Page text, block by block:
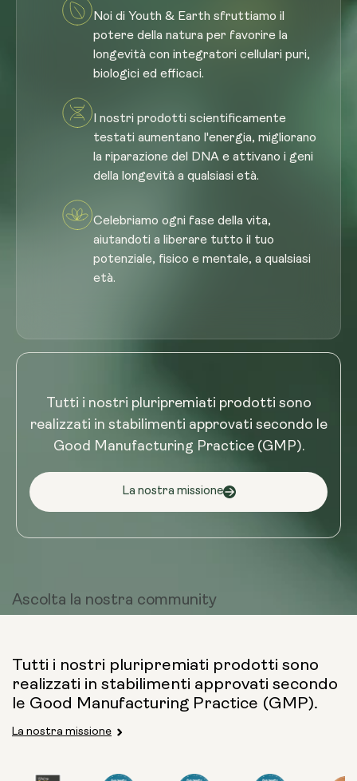
Noi di Youth & Earth sfruttiamo il
potere della natura per favorire la
longevità con integratori cellulari puri,
biologici ed efficaci.
I nostri prodotti scientificamente
testati aumentano l'energia, migliorano
la riparazione del DNA e attivano i geni
della longevità a qualsiasi età.
Celebriamo ogni fase della vita,
aiutandoti a liberare tutto il tuo
potenziale, fisico e mentale, a qualsiasi
età.
Tutti i nostri pluripremiati prodotti sono
realizzati in stabilimenti approvati secondo le
Good Manufacturing Practice (GMP).
La nostra missione
Ascolta la nostra community
Tutti i nostri pluripremiati prodotti sono
realizzati in stabilimenti approvati secondo
le Good Manufacturing Practice (GMP).
La nostra missione